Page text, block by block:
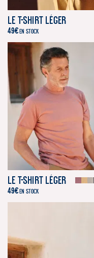
Le T-Shirt Léger
49€EN STOCK
Le T-Shirt Léger
49€EN STOCK